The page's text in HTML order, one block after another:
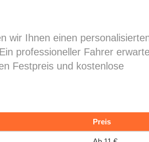
wir Ihnen einen
professioneller Fahrer
Festpreis und kostenlose
Preis